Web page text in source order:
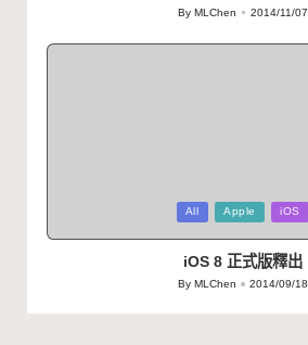
Posted
ByMLChen 2014/11/07
All Apple iOS
iOS 8 正式版釋出
Posted
By MLChen 2014/09/18